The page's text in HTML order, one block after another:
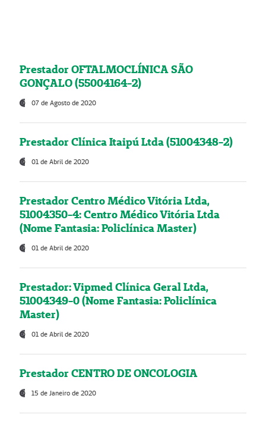
Prestador OFTALMOCLÍNICA SÃO
GONÇALO (55004164-2)
07 de Agosto de 2020
Prestador Clínica Itaipú Ltda (51004348-2)
01 de Abril de 2020
Prestador Centro Médico Vitória Ltda,
51004350-4: Centro Médico Vitória Ltda
(Nome Fantasia: Policlínica Master)
01 de Abril de 2020
Prestador: Vipmed Clínica Geral Ltda,
51004349-0 (Nome Fantasia: Policlínica
Master)
01 de Abril de 2020
Prestador CENTRO DE ONCOLOGIA
15 de Janeiro de 2020